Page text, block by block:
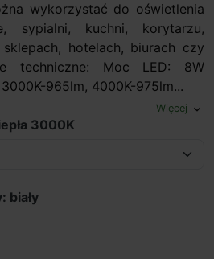
wykorzystać do oświetlenia
sypialni, kuchni, korytarzu,
hotelach, biurach czy
techniczne: Moc LED: 8W
965lm, 4000K-975lm...
Więcej expand_more
3000K
biały